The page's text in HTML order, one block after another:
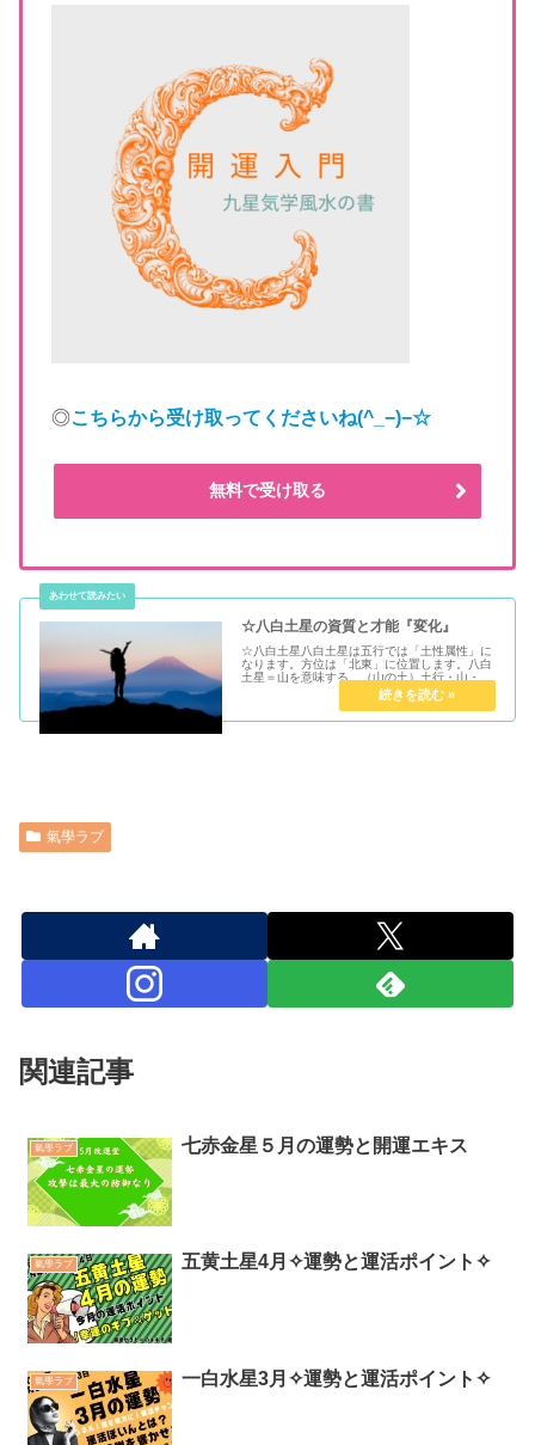
◎こちらから受け取ってくださいね(^_−)−☆
無料で受け取る
☆八白土星の資質と才能『変化』
☆八白土星八白土星は五行では「土性属性」に
なります。方位は「北東」に位置します。八白
土星＝山を意味する。（山の土）土行・山・初
春・努力・蓄財・相続・積み重ね・停止変化・
外剛内柔・二面性後ろ盾を得る..一つのことを
氣學ラブ
関連記事
氣學ラブ 七赤金星５月の運勢と開運エキス
氣學ラブ 五黄土星4月✧運勢と運活ポイント✧
氣學ラブ 一白水星3月✧運勢と運活ポイント✧